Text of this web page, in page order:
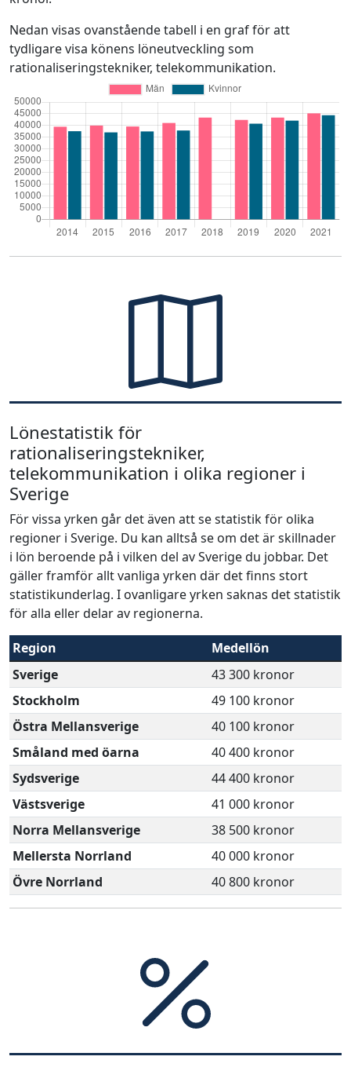
Nedan visas ovanstående tabell i en graf för att
tydligare visa könens löneutveckling som
rationaliseringstekniker, telekommunikation.
Lönestatistik för
rationaliseringstekniker,
telekommunikation i olika regioner i
Sverige
För vissa yrken går det även att se statistik för olika
regioner i Sverige. Du kan alltså se om det är skillnader
i lön beroende på i vilken del av Sverige du jobbar. Det
gäller framför allt vanliga yrken där det finns stort
statistikunderlag. I ovanligare yrken saknas det statistik
för alla eller delar av regionerna.
Region
Medellön
Sverige
43 300 kronor
Stockholm
49 100 kronor
Östra Mellansverige
40 100 kronor
Småland med öarna
40 400 kronor
Sydsverige
44 400 kronor
Västsverige
41 000 kronor
Norra Mellansverige
38 500 kronor
Mellersta Norrland
40 000 kronor
Övre Norrland
40 800 kronor